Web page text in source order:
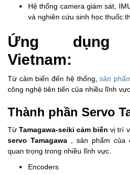
Hệ thống camera giám sát,
và nghiên cứu sinh học thuốc
Ứng dụng
Vietnam:
Từ cảm biến đến hệ thống,sản
công nghệ tiên tiến của nhiều lĩnh
Thành phần Servo
TừTamagawa-seiki cảm biến vị trí
servo Tamagawa
, sản phẩm
quan trọng trong nhiều lĩnh vực.
Encoders